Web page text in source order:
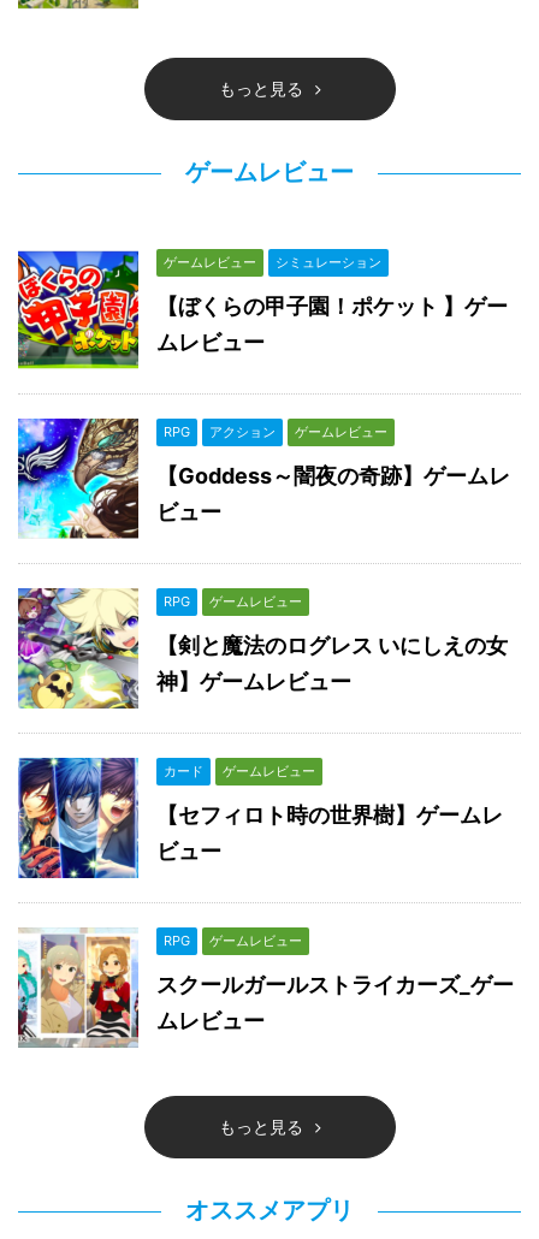
もっと見る
ゲームレビュー
ゲームレビュー シミュレーション
【ぼくらの甲子園！ポケット 】ゲー
ムレビュー
RPG アクション ゲームレビュー
【Goddess～闇夜の奇跡】ゲームレ
ビュー
RPG ゲームレビュー
【剣と魔法のログレス いにしえの女
神】ゲームレビュー
カード ゲームレビュー
【セフィロト時の世界樹】ゲームレ
ビュー
RPG ゲームレビュー
スクールガールストライカーズ_ゲー
ムレビュー
もっと見る
オススメアプリ